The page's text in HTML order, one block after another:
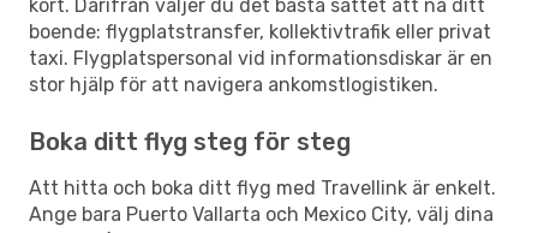
kort. Därifrån väljer du det bästa sättet att nå ditt
boende: flygplatstransfer, kollektivtrafik eller privat
taxi. Flygplatspersonal vid informationsdiskar är en
stor hjälp för att navigera ankomstlogistiken.
Boka ditt flyg steg för steg
Att hitta och boka ditt flyg med Travellink är enkelt.
Ange bara Puerto Vallarta och Mexico City, välj dina